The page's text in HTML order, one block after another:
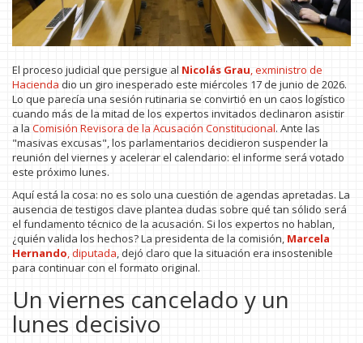
El proceso judicial que persigue al Nicolás Grau,exministro de
Hacienda dio un giro inesperado este miércoles 17 de junio de 2026.
Lo que parecía una sesión rutinaria se convirtió en un caos logístico
cuando más de la mitad de los expertos invitados declinaron asistir
a la Comisión Revisora de la Acusación Constitucional. Ante las
"masivas excusas", los parlamentarios decidieron suspender la
reunión del viernes y acelerar el calendario: el informe será votado
este próximo lunes.
Aquí está la cosa: no es solo una cuestión de agendas apretadas. La
ausencia de testigos clave plantea dudas sobre qué tan sólido será
el fundamento técnico de la acusación. Si los expertos no hablan,
¿quién valida los hechos? La presidenta de la comisión, Marcela
Hernando,diputada, dejó claro que la situación era insostenible
para continuar con el formato original.
Un viernes cancelado y un
lunes decisivo